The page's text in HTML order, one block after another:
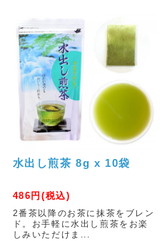
水出し煎茶 8g x 10袋
486円(税込)
2番茶以降のお茶に抹茶をブレン
ド。お手軽に水出し煎茶をお楽
しみいただけま...